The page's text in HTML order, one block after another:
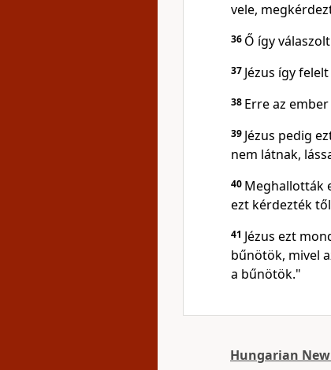
vele,
36 Ő így
37 Jézus így
38 Erre az
39 Jézus pedig
nem látnak,
40 Meghallották
ezt kérdezték
41 Jézus ezt
bűnötök, mivel
a bűnötök."
Hungarian